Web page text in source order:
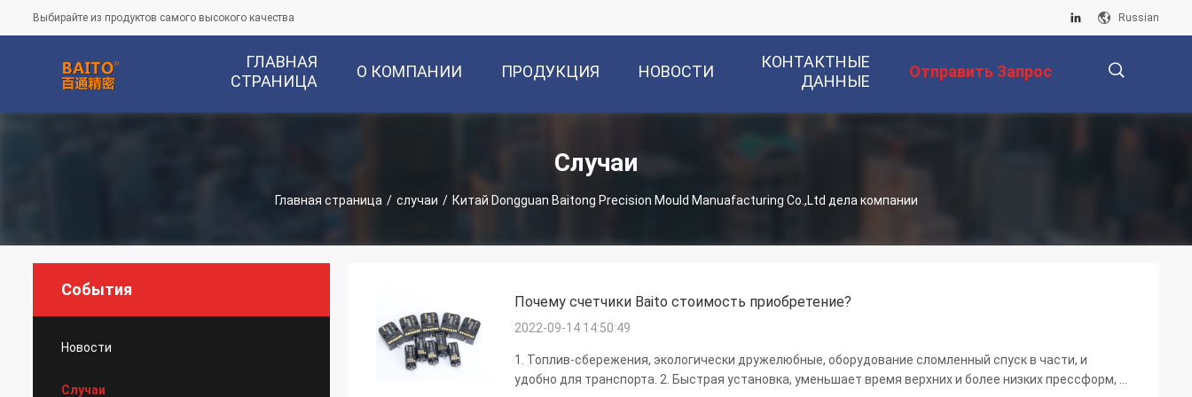
Выбирайте из продуктов самого высокого качества Russian
ГЛАВНАЯ
СТРАНИЦА
О КОМПАНИИ ПРОДУКЦИЯ НОВОСТИ
КОНТАКТНЫЕ
ДАННЫЕ
Отправить Запрос
Случаи
Главная страница / случаи / Китай Dongguan Baitong Precision Mould Manuafacturing Co.,Ltd дела компании
События
Новости
Случаи
Почему счетчики Baito стоимость приобретение?
2022-09-14 14:50:49
1. Топлив-сбережения, экологически дружелюбные, оборудование сломленный спуск в части, и
удобно для транспорта. 2. Быстрая установка, уменьшает время верхних и более низких прессформ, и